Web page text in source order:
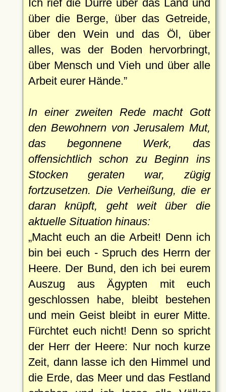
Ich rief die Dürre über das Land und
über die Berge, über das Getreide,
über den Wein und das Öl, über
alles, was der Boden hervorbringt,
über Mensch und Vieh und über alle
Arbeit eurer Hände.
In einer zweiten Rede macht Gott
den Bewohnern von Jerusalem Mut,
das begonnene Werk, das
offensichtlich schon zu Beginn ins
Stocken geraten war, zügig
fortzusetzen. Die Verheißung, die er
daran knüpft, geht weit über die
aktuelle Situation hinaus:
Macht euch an die Arbeit! Denn ich
bin bei euch - Spruch des Herrn der
Heere. Der Bund, den ich bei eurem
Auszug aus Ägypten mit euch
geschlossen habe, bleibt bestehen
und mein Geist bleibt in eurer Mitte.
Fürchtet euch nicht! Denn so spricht
der Herr der Heere: Nur noch kurze
Zeit, dann lasse ich den Himmel und
die Erde, das Meer und das Festland